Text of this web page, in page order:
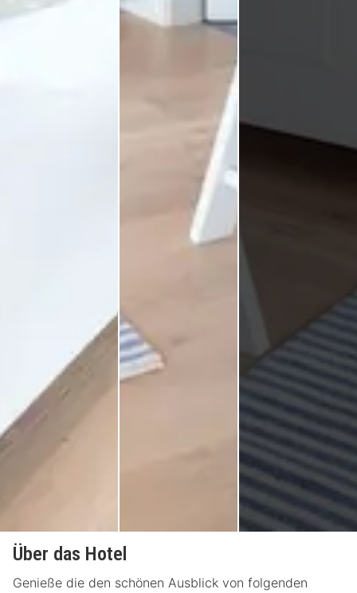
Über das Hotel
Genieße die den schönen Ausblick von folgenden